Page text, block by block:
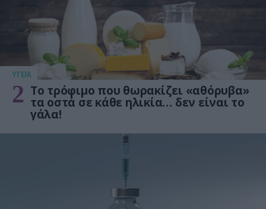
ΥΓΕΙΑ
2 Το τρόφιμο που θωρακίζει «αθόρυβα»
τα οστά σε κάθε ηλικία… δεν είναι το
γάλα!